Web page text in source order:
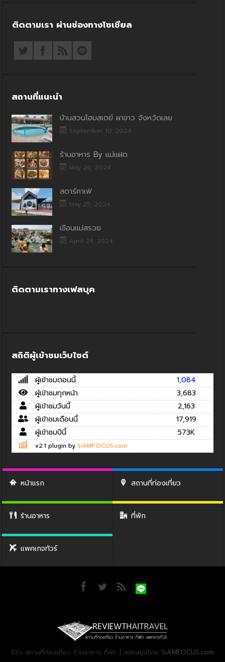
ติดตามเรา ผ่านช่องทางโซเชียล
สถานที่แนะนำ
บ้านสวนโฮมสเตย์ ผาขาว จังหวัดเลย
September 10, 2024
ร้านอาหาร By แม่แฝด
May 26, 2024
สตาร์คาเฟ่
May 25, 2024
เขื่อนแม่สรวย
April 24, 2024
ติดตามเราทางเฟสบุค
สถิติผู้เข้าชมเว็บไซต์
ผู้เข้าชมตอนนี้
1,084
ผู้เข้าชมทุกหน้า
3,683
ผู้เข้าชมวันนี้
2,163
ผู้เข้าชมเดือนนี้
17,919
ผู้เข้าชมปีนี้
573K
v2.1 plugin by SiAMFOCUS.com
หน้าแรก สถานที่ท่องเที่ยว
ร้านอาหาร ที่พัก
แพคเกจทัวร์
รีวิว สถานที่ท่องเที่ยว ร้านอาหาร ที่พัก | สนับสนุนโดย SiAMFOCUS.com